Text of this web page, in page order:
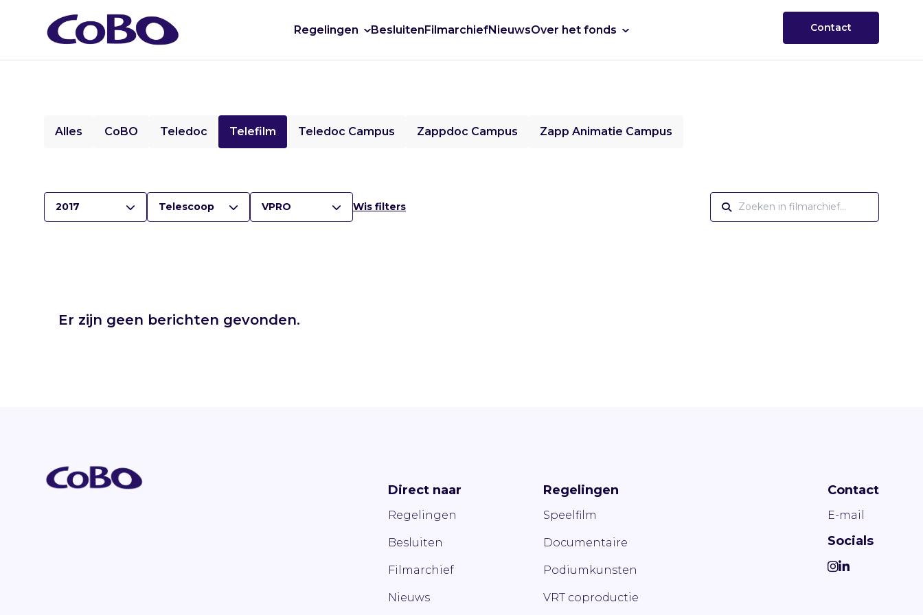
Regelingen BesluitenFilmarchiefNieuwsOver het fonds Contact
Alles CoBO Teledoc Telefilm Teledoc Campus Zappdoc Campus Zapp Animatie Campus
2017 Telescoop VPRO Wis filters
Er zijn geen berichten gevonden.
Direct naar
Regelingen
Besluiten
Filmarchief
Nieuws
Regelingen
Speelfilm
Documentaire
Podiumkunsten
VRT coproductie
Contact
E-mail
Socials